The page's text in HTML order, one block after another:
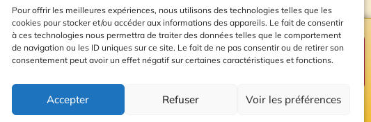
Pour offrir les meilleures expériences, nous utilisons des technologies telles que les
cookies pour stocker et/ou accéder aux informations des appareils. Le fait de consentir
à ces technologies nous permettra de traiter des données telles que le comportement
de navigation ou les ID uniques sur ce site. Le fait de ne pas consentir ou de retirer son
consentement peut avoir un effet négatif sur certaines caractéristiques et fonctions.
Accepter Refuser Voir les préférences
Plan du site